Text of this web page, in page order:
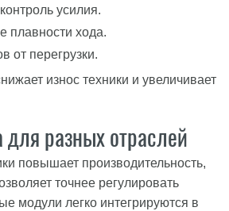
усилия.
плавности хода.
от перегрузки.
износ техники и увеличивает
разных отраслей
повышает производительность,
точнее регулировать
модули легко интегрируются в